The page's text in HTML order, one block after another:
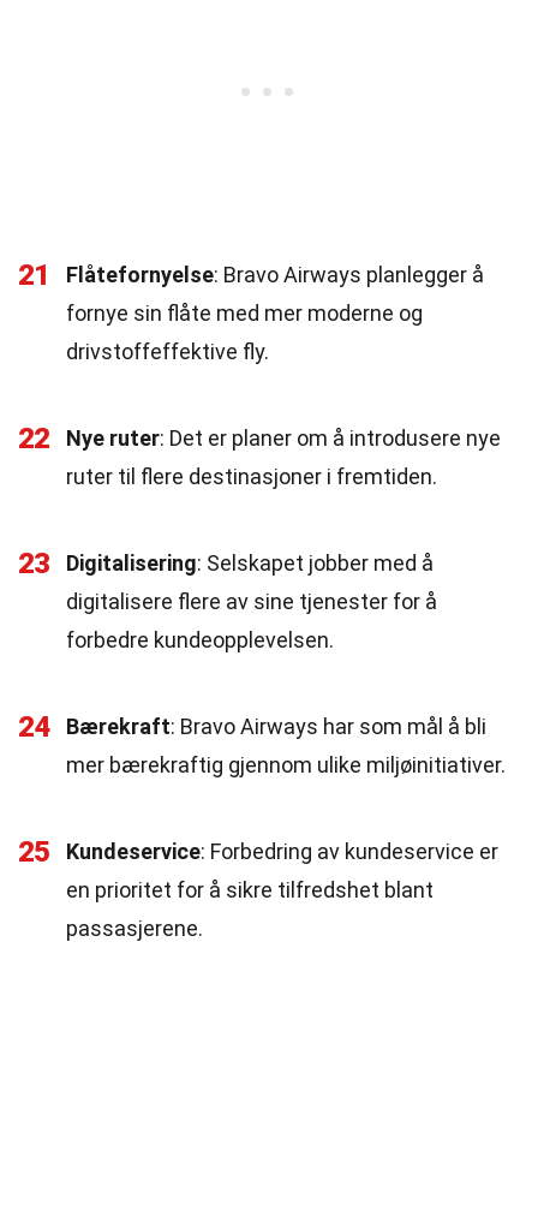
21 Flåtefornyelse: Bravo Airways planlegger å
fornye sin flåte med mer moderne og
drivstoffeffektive fly.
22 Nye ruter: Det er planer om å introdusere nye
ruter til flere destinasjoner i fremtiden.
23 Digitalisering: Selskapet jobber med å
digitalisere flere av sine tjenester for å
forbedre kundeopplevelsen.
24 Bærekraft: Bravo Airways har som mål å bli
mer bærekraftig gjennom ulike miljøinitiativer.
25 Kundeservice: Forbedring av kundeservice er
en prioritet for å sikre tilfredshet blant
passasjerene.